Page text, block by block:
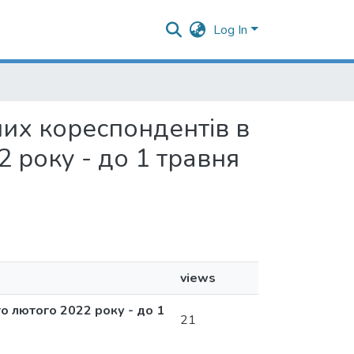
Log In
кореспондентів в
року - до 1 травня
views
лютого 2022 року - до 1
21